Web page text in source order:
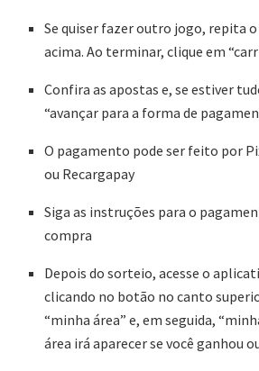
Se quiser fazer outro jogo, repita
acima. Ao terminar, clique em
Confira as apostas e, se estiver
“avançar para a forma de
O pagamento pode ser feito por
ou Recargapay
Siga as instruções para o
compra
Depois do sorteio, acesse o
clicando no botão no canto
“minha área” e, em seguida,
área irá aparecer se você ganhou